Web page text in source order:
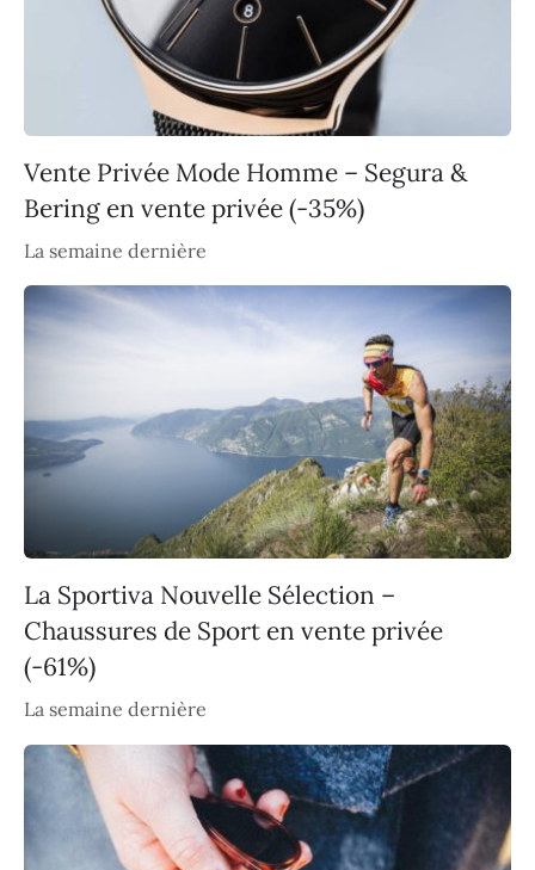
Vente Privée Mode Homme – Segura &
Bering en vente privée (-35%)
La semaine dernière
La Sportiva Nouvelle Sélection –
Chaussures de Sport en vente privée
(-61%)
La semaine dernière